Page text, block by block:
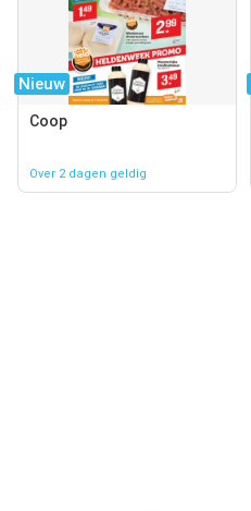
Nieuw
Coop
Over 2 dagen geldig